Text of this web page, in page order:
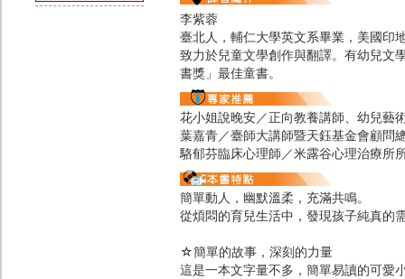
李紫蓉
臺北人，輔仁大學英文系畢業，美國印
致力於兒童文學創作與翻譯。有幼兒文
書獎」最佳童書。
花小姐說晚安／正向教養講師、幼兒藝
葉嘉青／臺師大講師暨天鈺基金會顧問
駱郁芬臨床心理師／米露谷心理治療所
簡單動人，幽默溫柔，充滿共鳴。
從煩悶的育兒生活中，發現孩子純真的
☆簡單的故事，深刻的力量
這是一本文字量不多，簡單易讀的可愛